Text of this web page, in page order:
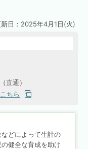
日：2025年4月1日(火)
通）
ちら
どによって生計の
健全な育成を助け